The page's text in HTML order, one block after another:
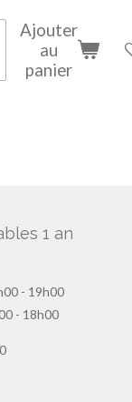
Ajouter
au
panier
1 an
- 19h00
- 18h00